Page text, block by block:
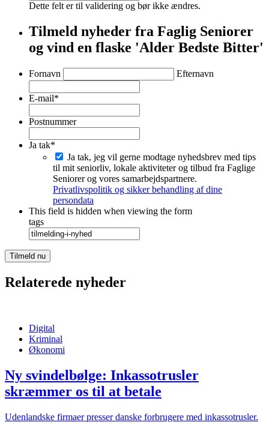
Dette felt er til validering og bør ikke ændres.
Tilmeld nyheder fra Faglig Seniorer
og vind en flaske 'Alder Bedste Bitter'
*
Fornavn Efternavn
E-mail*
Postnummer
Ja tak*
Ja tak, jeg vil gerne modtage nyhedsbrev med tips
til mit seniorliv, lokale aktiviteter og tilbud fra Faglige
Seniorer og vores samarbejdspartnere.
Privatlivspolitik og sikker behandling af dine
persondata
This field is hidden when viewing the form
tags
Relaterede nyheder
Digital
Kriminal
Økonomi
Ny svindelbølge: Inkassotrusler
skræmmer os til at betale
Udenlandske firmaer presser danske forbrugere med inkassotrusler.